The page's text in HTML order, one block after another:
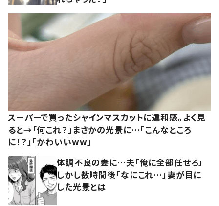
スーパーで買ったシャインマスカットに違和感。よく見
ると→「何これ？」まさかの光景に…「こんなところ
に！？」「かわいいww」
体調不良の妻に…夫「俺に全部任せろ」
しかし数時間後「なにこれ…」妻が目に
した光景とは